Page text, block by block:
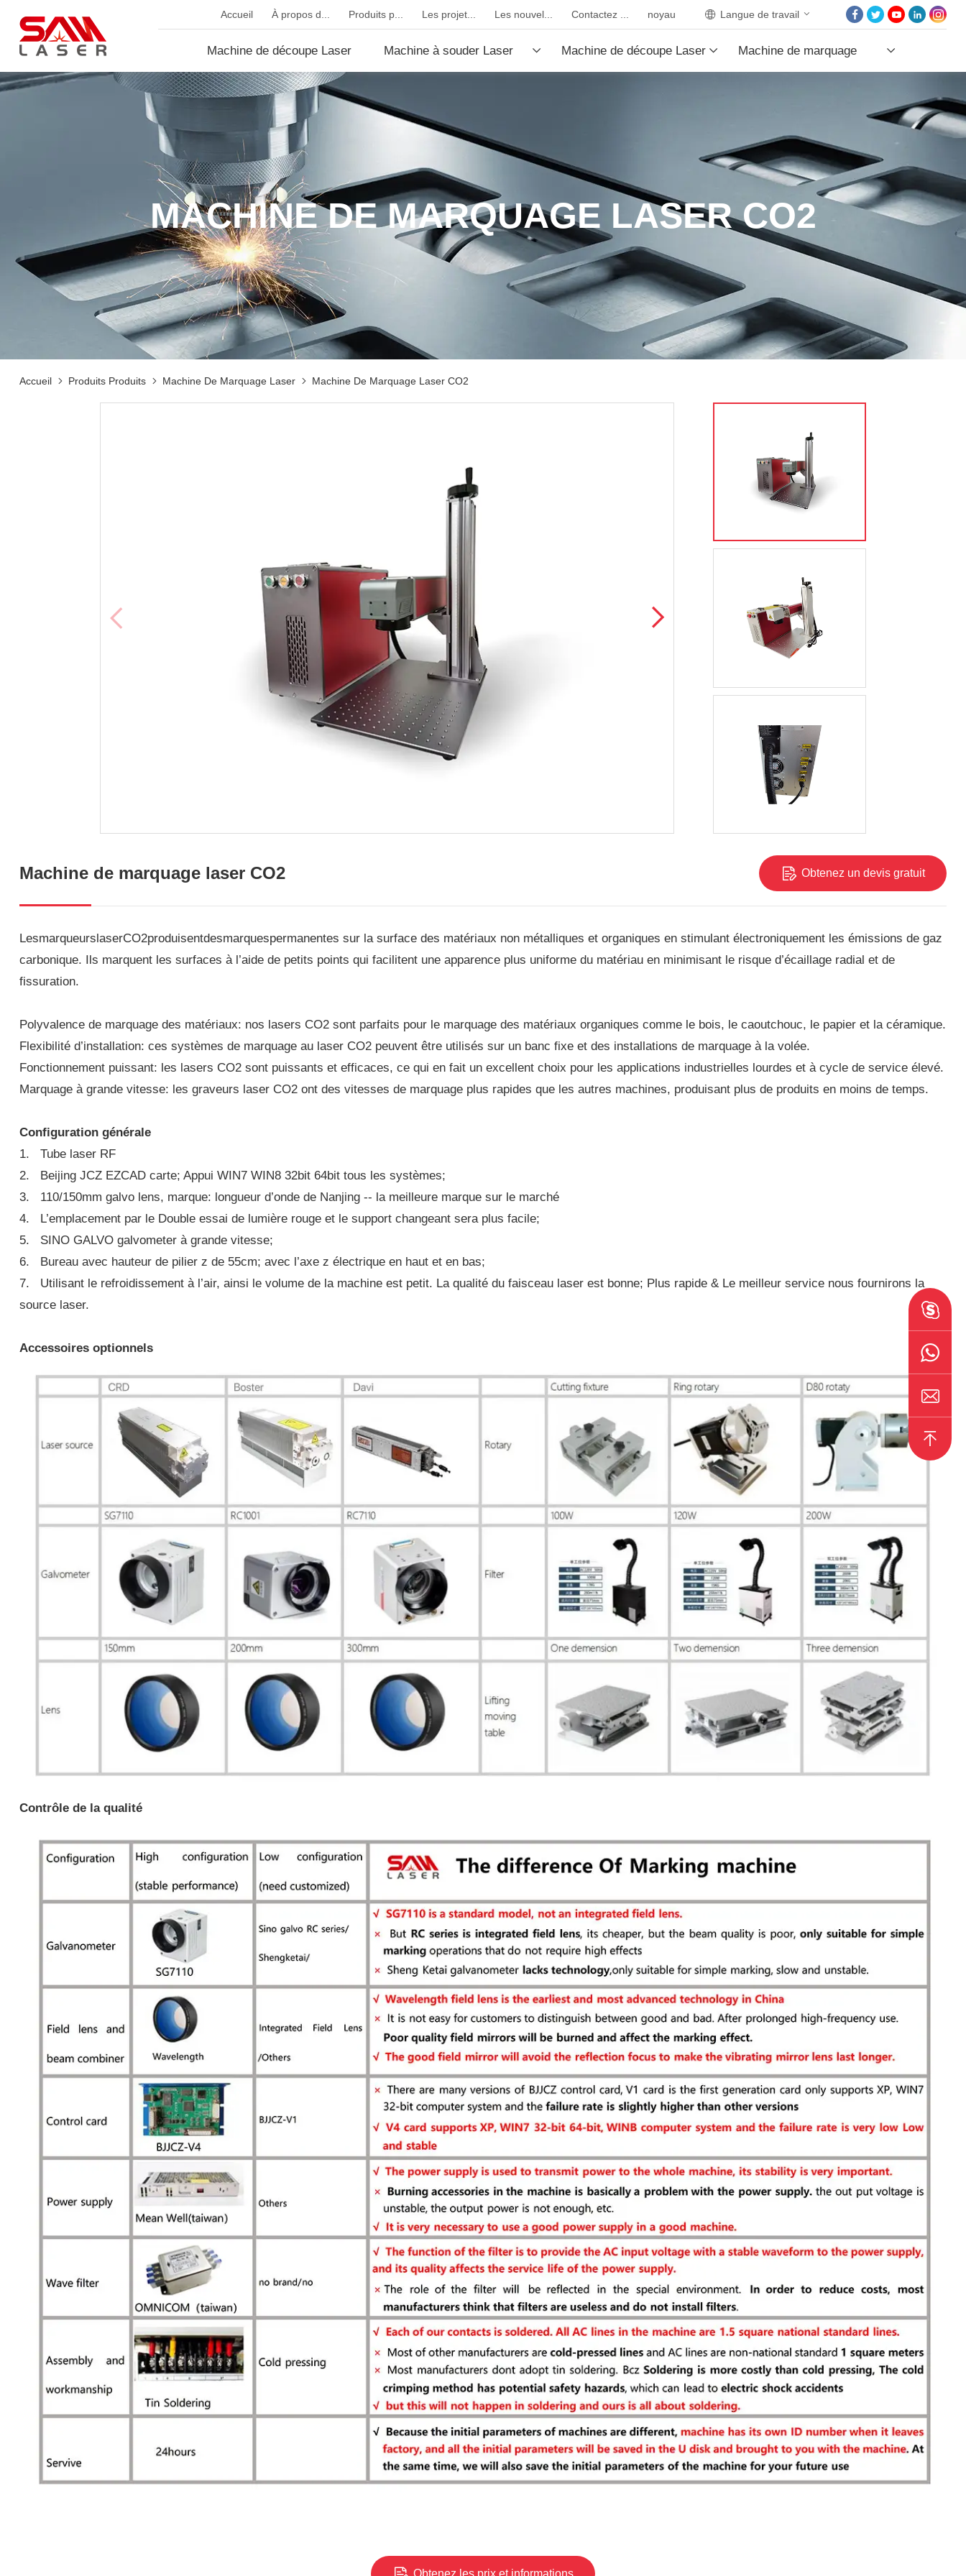
Langue de travail
Accueil À propos d... Produits p... Les projet... Les nouvel... Contactez ... noyau
Machine de découpe Laser
fib...
Machine à souder Laser Machine de découpe Laser Machine de marquage
ACCUEIL
À PROPOS DE
LES PROJETS
LES NOUVELLES
CONTACTEZ NOUS
NOYAU
MACHINE DE MARQUAGE LASER CO2
Accueil Produits Produits Machine De Marquage Laser Machine De Marquage Laser CO2
Machine de marquage laser CO2 Obtenez un devis gratuit
LesmarqueurslaserCO2produisentdesmarquespermanentes sur la surface des matériaux non métalliques et organiques en stimulant électroniquement les émissions de gaz
carbonique. Ils marquent les surfaces à l’aide de petits points qui facilitent une apparence plus uniforme du matériau en minimisant le risque d’écaillage radial et de
fissuration.
Polyvalence de marquage des matériaux: nos lasers CO2 sont parfaits pour le marquage des matériaux organiques comme le bois, le caoutchouc, le papier et la céramique.
Flexibilité d’installation: ces systèmes de marquage au laser CO2 peuvent être utilisés sur un banc fixe et des installations de marquage à la volée.
Fonctionnement puissant: les lasers CO2 sont puissants et efficaces, ce qui en fait un excellent choix pour les applications industrielles lourdes et à cycle de service élevé.
Marquage à grande vitesse: les graveurs laser CO2 ont des vitesses de marquage plus rapides que les autres machines, produisant plus de produits en moins de temps.
Configuration générale
1. Tube laser RF
2. Beijing JCZ EZCAD carte; Appui WIN7 WIN8 32bit 64bit tous les systèmes;
3. 110/150mm galvo lens, marque: longueur d’onde de Nanjing -- la meilleure marque sur le marché
4. L’emplacement par le Double essai de lumière rouge et le support changeant sera plus facile;
5. SINO GALVO galvometer à grande vitesse;
6. Bureau avec hauteur de pilier z de 55cm; avec l’axe z électrique en haut et en bas;
7. Utilisant le refroidissement à l’air, ainsi le volume de la machine est petit. La qualité du faisceau laser est bonne; Plus rapide & Le meilleur service nous fournirons la
source laser.
Accessoires optionnels
Contrôle de la qualité
Obtenez les prix et informations